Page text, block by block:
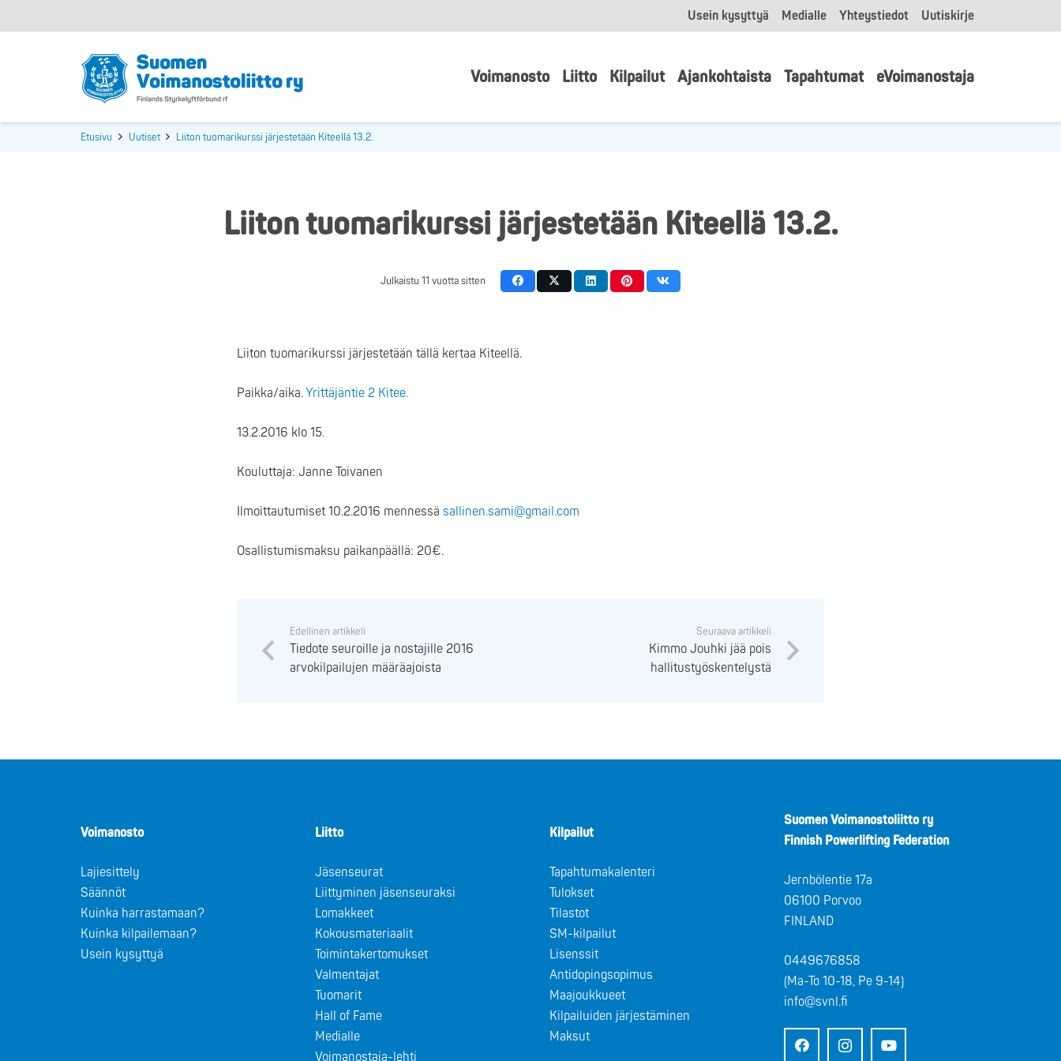
Usein kysyttyä Medialle Yhteystiedot Uutiskirje
Voimanosto Liitto Kilpailut Ajankohtaista Tapahtumat eVoimanostaja
Etusivu Uutiset Liiton tuomarikurssi järjestetään Kiteellä 13.2.
Liiton tuomarikurssi järjestetään Kiteellä 13.2.
Julkaistu11 vuotta sitten
Liiton tuomarikurssi järjestetään tällä kertaa Kiteellä.
Paikka/aika.Yrittäjäntie 2 Kitee.
13.2.2016 klo 15.
Kouluttaja: Janne Toivanen
Ilmoittautumiset 10.2.2016 mennessä sallinen.sami@gmail.com
Osallistumismaksu paikanpäällä: 20€.
Edellinen artikkeli
Tiedote seuroille ja nostajille 2016
arvokilpailujen määräajoista
Seuraava artikkeli
Kimmo Jouhki jää pois
hallitustyöskentelystä
Voimanosto
Lajiesittely
Säännöt
Kuinka harrastamaan?
Kuinka kilpailemaan?
Usein kysyttyä
Liitto
Jäsenseurat
Liittyminen jäsenseuraksi
Lomakkeet
Kokousmateriaalit
Toimintakertomukset
Valmentajat
Tuomarit
Hall of Fame
Medialle
Voimanostaja-lehti
Kilpailut
Tapahtumakalenteri
Tulokset
Tilastot
SM-kilpailut
Lisenssit
Antidopingsopimus
Maajoukkueet
Kilpailuiden järjestäminen
Maksut
Suomen Voimanostoliitto ry
Finnish Powerlifting Federation
Jernbölentie 17a
06100 Porvoo
FINLAND
0449676858
(Ma-To 10-18, Pe 9-14)
info@svnl.fi